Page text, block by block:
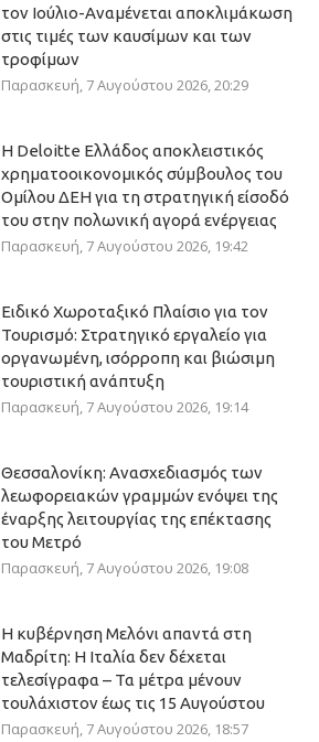
τον Ιούλιο-Αναμένεται αποκλιμάκωση
στις τιμές των καυσίμων και των
τροφίμων
Παρασκευή, 7 Αυγούστου 2026, 20:29
Η Deloitte Ελλάδος αποκλειστικός
χρηματοοικονομικός σύμβουλος του
Ομίλου ΔΕΗ για τη στρατηγική είσοδό
του στην πολωνική αγορά ενέργειας
Παρασκευή, 7 Αυγούστου 2026, 19:42
Ειδικό Χωροταξικό Πλαίσιο για τον
Τουρισμό: Στρατηγικό εργαλείο για
οργανωμένη, ισόρροπη και βιώσιμη
τουριστική ανάπτυξη
Παρασκευή, 7 Αυγούστου 2026, 19:14
Θεσσαλονίκη: Ανασχεδιασμός των
λεωφορειακών γραμμών ενόψει της
έναρξης λειτουργίας της επέκτασης
του Μετρό
Παρασκευή, 7 Αυγούστου 2026, 19:08
Η κυβέρνηση Μελόνι απαντά στη
Μαδρίτη: Η Ιταλία δεν δέχεται
τελεσίγραφα – Τα μέτρα μένουν
τουλάχιστον έως τις 15 Αυγούστου
Παρασκευή, 7 Αυγούστου 2026, 18:57